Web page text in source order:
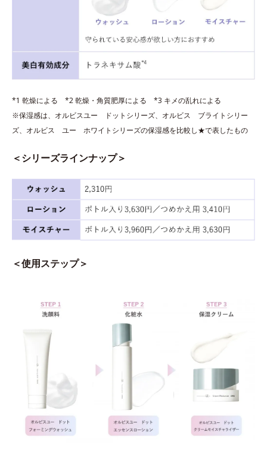
*1 乾燥による *2 乾燥・角質肥厚による *3 キメの乱れによる
※保湿感は、オルビスユー ドットシリーズ、オルビス ブライトシリー
ズ、オルビス ユー ホワイトシリーズの保湿感を比較し★で表したもの
＜シリーズラインナップ＞
＜使用ステップ＞